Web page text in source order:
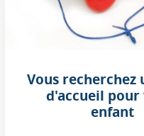
Vous recherchez
d'accueil
enfant